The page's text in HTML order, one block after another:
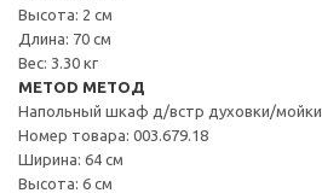
Высота: 2 см
Длина: 70 см
Вес: 3.30 кг
METOD МЕТОД
Напольный шкаф д/встр духовки/мойки
Номер товара: 003.679.18
Ширина: 64 см
Высота: 6 см